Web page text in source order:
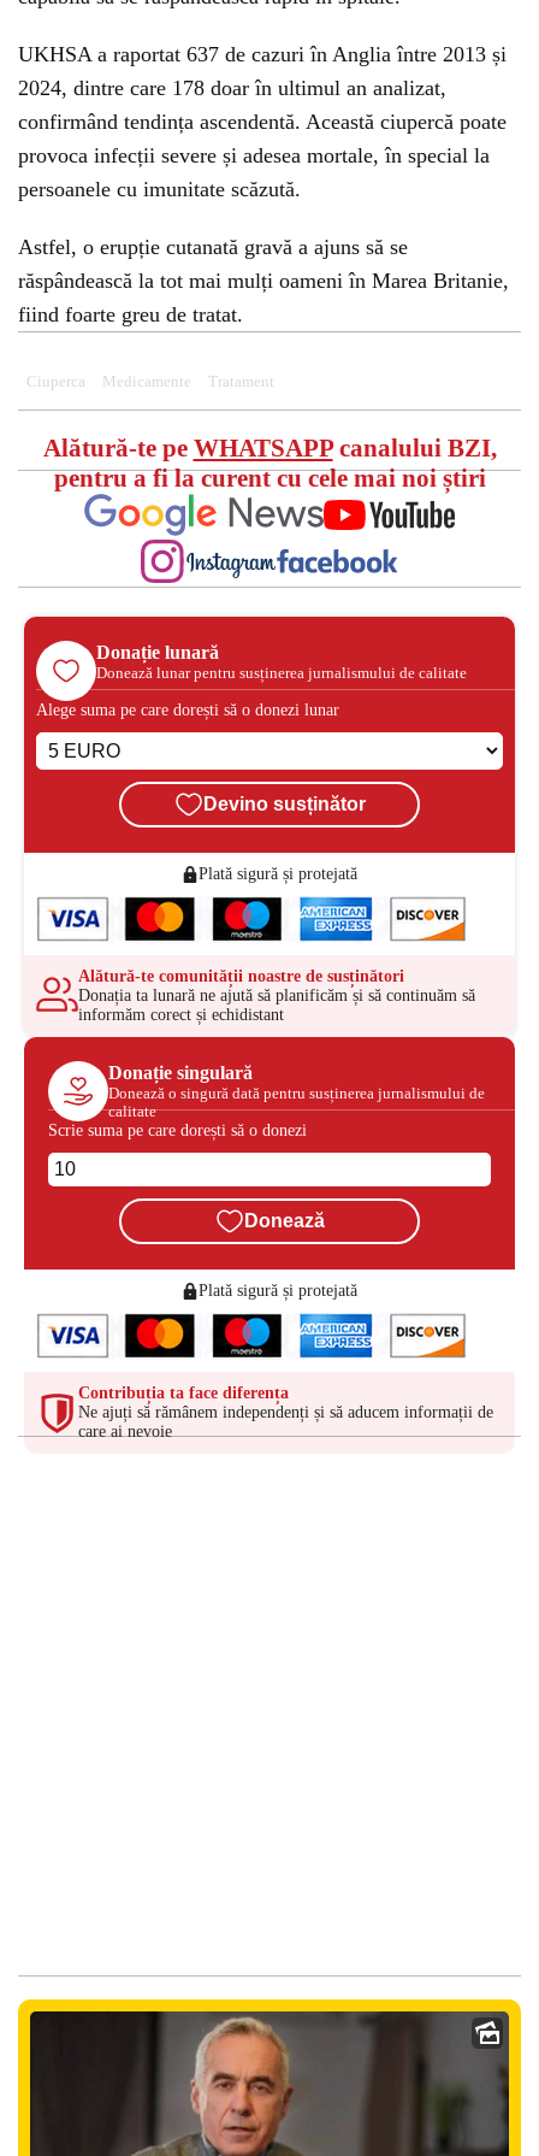
UKHSA a raportat 637 de cazuri în Anglia între 2013 și
2024, dintre care 178 doar în ultimul an analizat,
confirmând tendința ascendentă. Această ciupercă poate
provoca infecții severe și adesea mortale, în special la
persoanele cu imunitate scăzută.
Astfel, o erupție cutanată gravă a ajuns să se
răspândească la tot mai mulți oameni în Marea Britanie,
fiind foarte greu de tratat.
Ciuperca Medicamente Tratament
Alătură-te pe WHATSAPPcanalului BZI,
pentru a fi la curent cu cele mai noi știri
Donație lunară
Donează lunar pentru susținerea jurnalismului de calitate
Alege suma pe care dorești să o donezi lunar
Devino susținător
Plată sigură și protejată
Alătură-te comunității noastre de susținători
Donația ta lunară ne ajută să planificăm și să continuăm să
informăm corect și echidistant
Donație singulară
Donează o singură dată pentru susținerea jurnalismului de
calitate
Scrie suma pe care dorești să o donezi
Donează
Plată sigură și protejată
Contribuția ta face diferența
Ne ajuți să rămânem independenți și să aducem informații de
care ai nevoie